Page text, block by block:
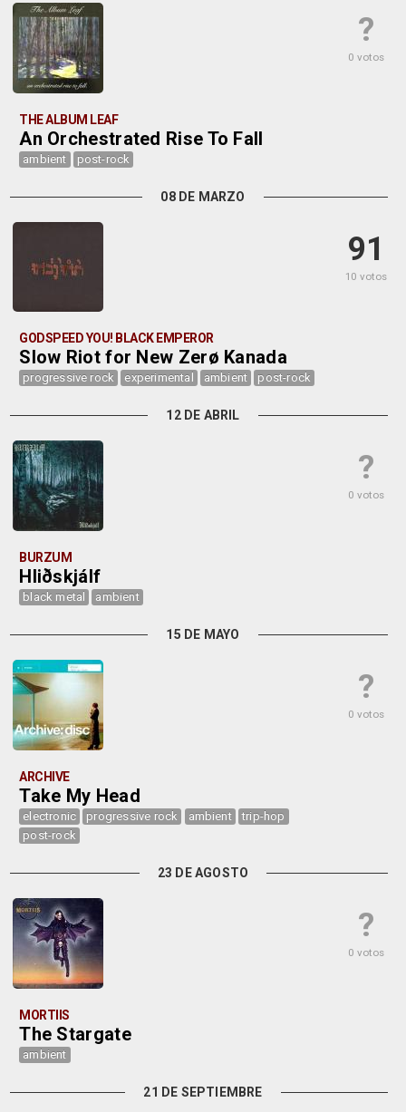
?
0 votos
THE ALBUM LEAF
An Orchestrated Rise To Fall
ambient post-rock
08 DE MARZO
91
10 votos
GODSPEED YOU! BLACK EMPEROR
Slow Riot for New Zerø Kanada
progressive rock experimental ambient post-rock
12 DE ABRIL
?
0 votos
BURZUM
Hliðskjálf
black metal ambient
15 DE MAYO
?
0 votos
ARCHIVE
Take My Head
electronic progressive rock ambient
trip-hop
post-rock
23 DE AGOSTO
?
0 votos
MORTIIS
The Stargate
ambient
21 DE SEPTIEMBRE